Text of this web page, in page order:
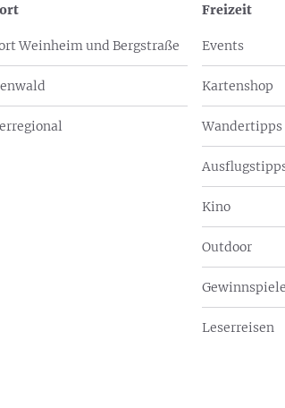
Weinheim und Bergstraße
Freizeit
Events
Kartenshop
Wandertipps
Kino
Outdoor
Gewinnspiele
Leserreisen